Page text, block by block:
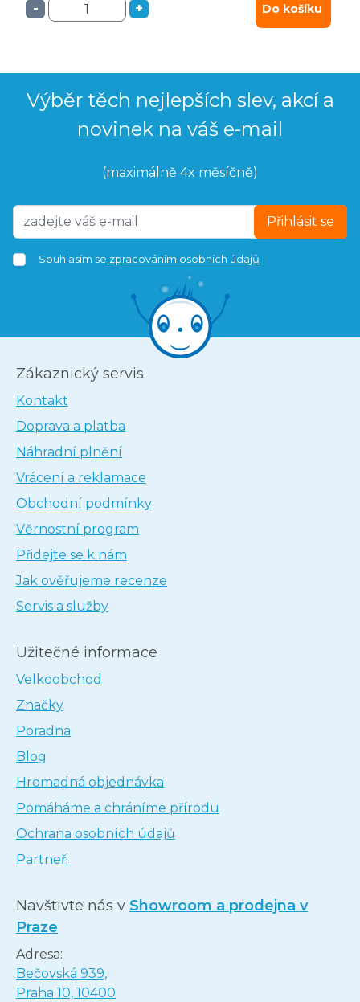
- + Do košíku
Výběr těch nejlepších slev, akcí a
novinek na váš e-mail
(maximálně 4x měsíčně)
Přihlásit se
Souhlasím se zpracováním osobních údajů
Zákaznický servis
Kontakt
Doprava a platba
Náhradní plnění
Vrácení a reklamace
Obchodní podmínky
Věrnostní program
Přidejte se k nám
Jak ověřujeme recenze
Servis a služby
Užitečné informace
Velkoobchod
Značky
Poradna
Blog
Hromadná objednávka
Pomáháme a chráníme přírodu
Ochrana osobních údajů
Partneři
Navštivte nás v Showroom a prodejna v
Praze
Adresa:
Bečovská 939,
Praha 10, 10400